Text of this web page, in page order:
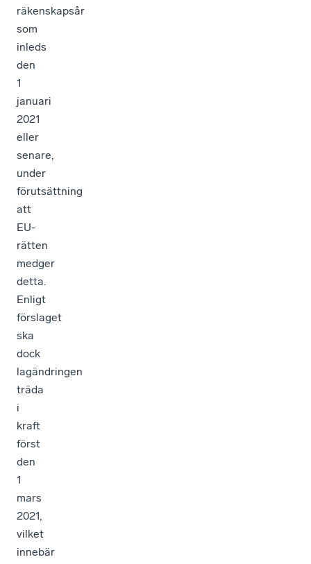
räkenskapsår
som
inleds
den
1
januari
2021
eller
senare,
under
förutsättning
att
EU-
rätten
medger
detta.
Enligt
förslaget
ska
dock
lagändringen
träda
i
kraft
först
den
1
mars
2021,
vilket
innebär